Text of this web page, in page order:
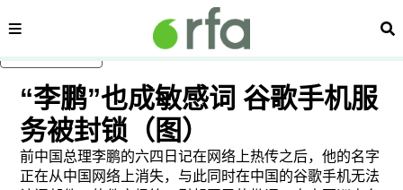
内容分类 搜
“李鹏”也成敏感词 谷歌手机服
务被封锁（图）
前中国总理李鹏的六四日记在网络上热传之后，他的名字
正在从中国网络上消失，与此同时在中国的谷歌手机无法